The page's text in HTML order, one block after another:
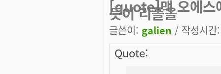
[quote]맥 오에스
듯이 리플을
글쓴이: galien / 작성시
Quote: